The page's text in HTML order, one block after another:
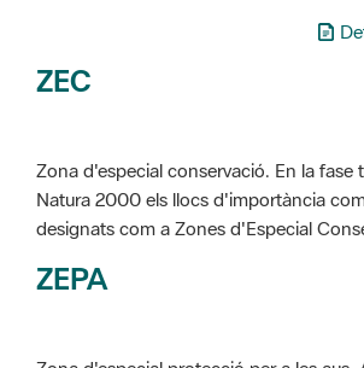
ZEC
Zona d'especial conservació. En la fase
Natura 2000 els llocs d'importància
designats com a Zones d'Especial
ZEPA